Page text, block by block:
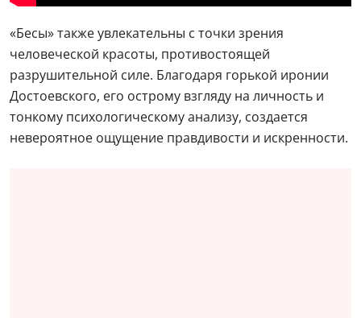
«Бесы» также увлекательны с точки зрения
человеческой красоты, противостоящей
разрушительной силе. Благодаря горькой иронии
Достоевского, его острому взгляду на личность и
тонкому психологическому анализу, создается
невероятное ощущение правдивости и искренности.